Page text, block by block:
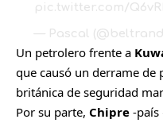
pic.twitter.com/
— Pascal
Un petrolero frente a
que causó un derrame
británica de seguridad
Por su parte, Chipre -país